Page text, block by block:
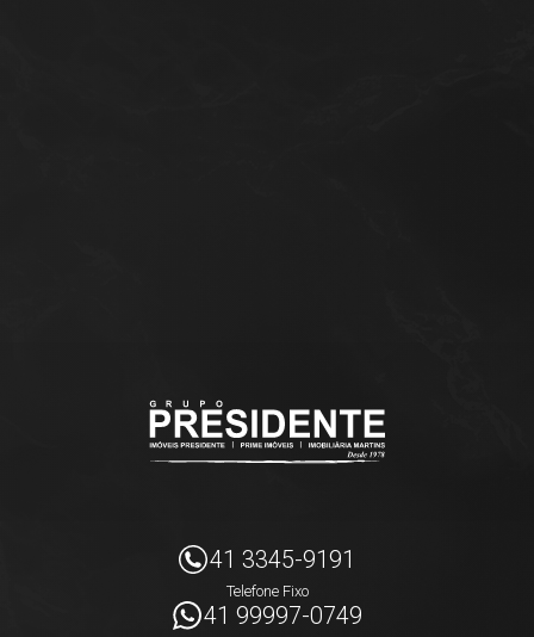
41 3345-9191
Telefone Fixo
41 99997-0749